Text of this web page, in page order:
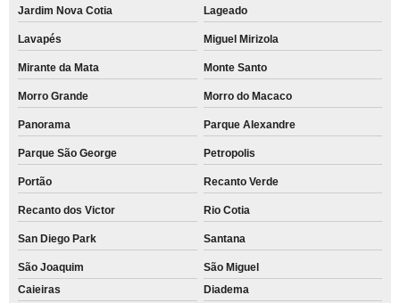
Jardim Nova Cotia Lageado
Lavapés Miguel Mirizola
Mirante da Mata Monte Santo
Morro Grande Morro do Macaco
Panorama Parque Alexandre
Parque São George Petropolis
Portão Recanto Verde
Recanto dos Victor Rio Cotia
San Diego Park Santana
São Joaquim
São Miguel
Caieiras
Diadema